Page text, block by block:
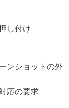
し付け
ンショットの外
応の要求